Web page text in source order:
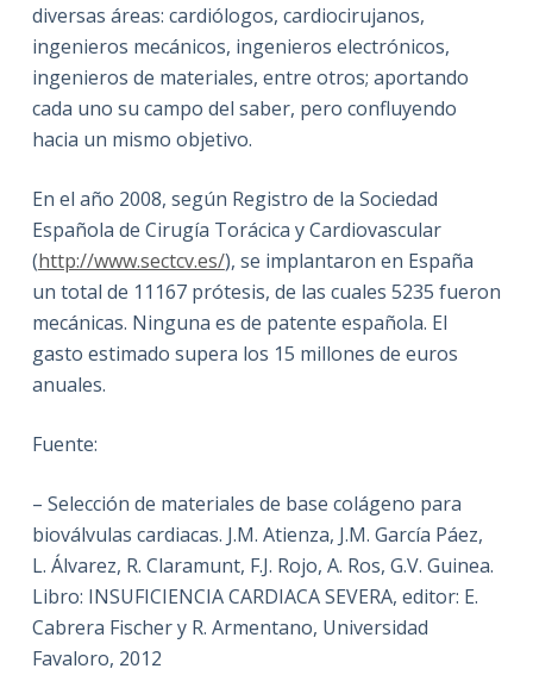
diversas áreas: cardiólogos, cardiocirujanos,
ingenieros mecánicos, ingenieros electrónicos,
ingenieros de materiales, entre otros; aportando
cada uno su campo del saber, pero confluyendo
hacia un mismo objetivo.
En el año 2008, según Registro de la Sociedad
Española de Cirugía Torácica y Cardiovascular
(http://www.sectcv.es/), se implantaron en España
un total de 11167 prótesis, de las cuales 5235 fueron
mecánicas. Ninguna es de patente española. El
gasto estimado supera los 15 millones de euros
anuales.
Fuente:
– Selección de materiales de base colágeno para
bioválvulas cardiacas. J.M. Atienza, J.M. García Páez,
L. Álvarez, R. Claramunt, F.J. Rojo, A. Ros, G.V. Guinea.
Libro: INSUFICIENCIA CARDIACA SEVERA, editor: E.
Cabrera Fischer y R. Armentano, Universidad
Favaloro, 2012